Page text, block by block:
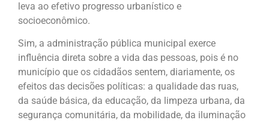
leva ao efetivo progresso urbanístico e
socioeconômico.
Sim, a administração pública municipal exerce
influência direta sobre a vida das pessoas, pois é no
município que os cidadãos sentem, diariamente, os
efeitos das decisões políticas: a qualidade das ruas,
da saúde básica, da educação, da limpeza urbana, da
segurança comunitária, da mobilidade, da iluminação